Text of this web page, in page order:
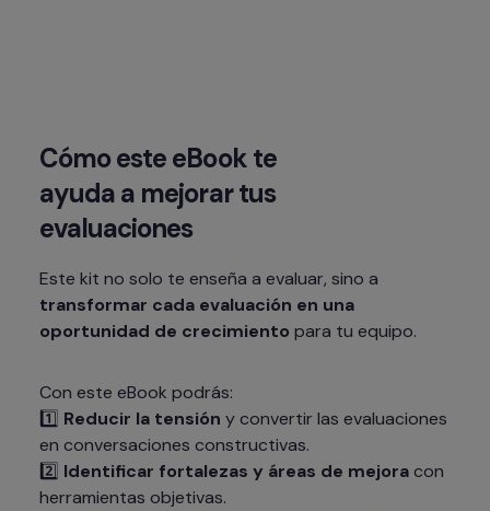
Cómo este eBook te
ayuda a mejorar tus
evaluaciones
transformar cada evaluación en una
oportunidad de crecimiento para tu equipo.
Con este eBook podrás:
1️⃣ Reducir la tensión y convertir las evaluaciones
en conversaciones constructivas.
2️⃣ Identificar fortalezas y áreas de mejora con
herramientas objetivas.